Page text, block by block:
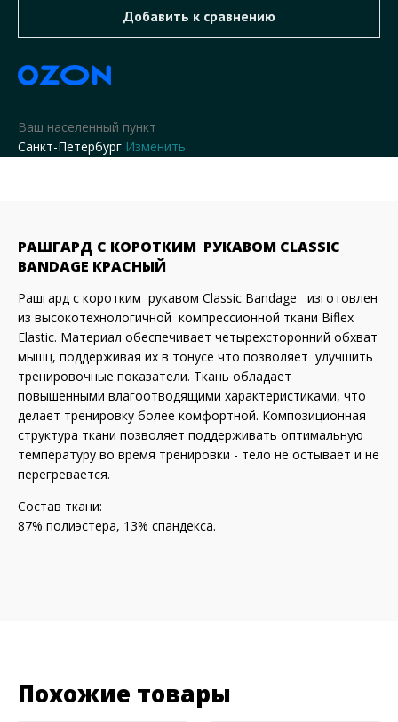
Ваш населенный пункт
Санкт-Петербург Изменить
РАШГАРД С КОРОТКИМ РУКАВОМ CLASSIC
BANDAGE КРАСНЫЙ
Рашгард с коротким рукавом Classic Bandage изготовлен
из высокотехнологичной компрессионной ткани Biflex
Elastic. Материал обеспечивает четырехсторонний обхват
мышц, поддерживая их в тонусе что позволяет улучшить
тренировочные показатели. Ткань обладает
повышенными влагоотводящими характеристиками, что
делает тренировку более комфортной. Композиционная
структура ткани позволяет поддерживать оптимальную
температуру во время тренировки - тело не остывает и не
перегревается.
Состав ткани:
87% полиэстера, 13% спандекса.
Похожие товары